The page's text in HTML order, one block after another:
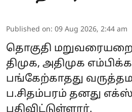
Published on: 09 Aug 2026, 2:44 am
தொகுதி மறுவரையறை
திமுக, அதிமுக
பங்கேற்காதது
ப.சிதம்பரம் தனது
பதிவிட்டுள்ளார்.